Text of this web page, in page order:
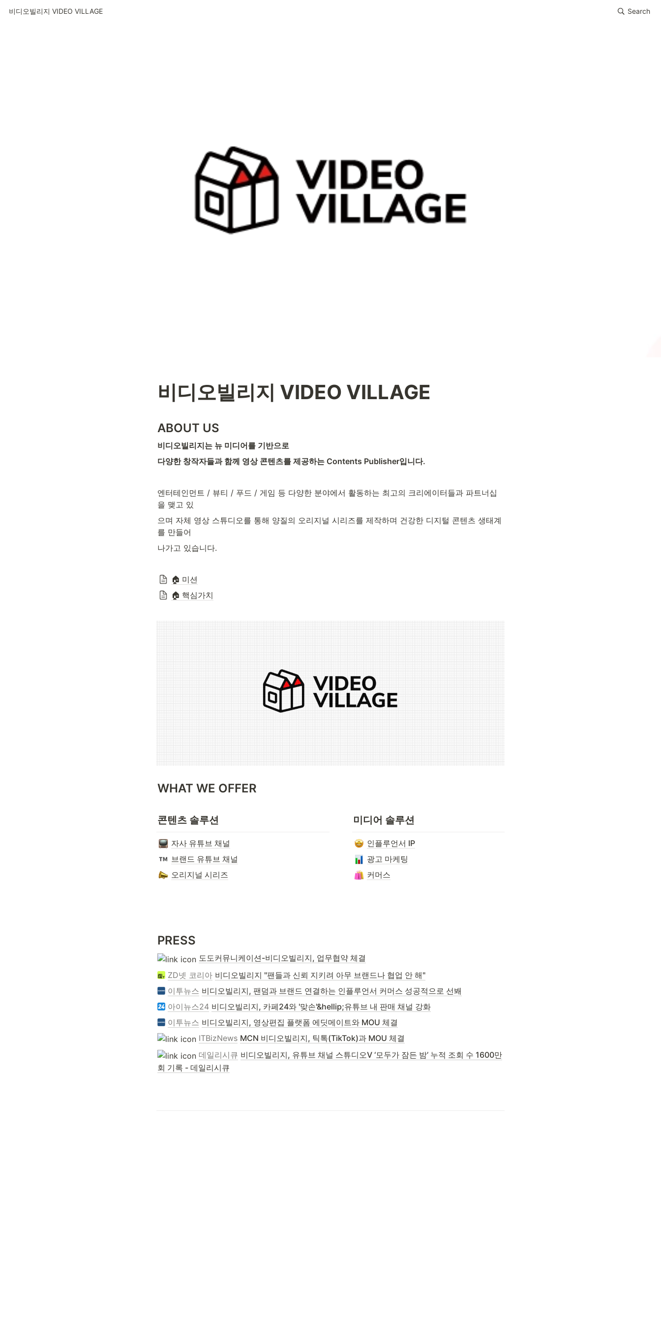
비디오빌리지 VIDEO VILLAGE Search
비디오빌리지 VIDEO VILLAGE
ABOUT US
비디오빌리지는 뉴 미디어를 기반으로
다양한 창작자들과 함께 영상 콘텐츠를 제공하는 Contents Publisher입니다.
엔터테인먼트 / 뷰티 / 푸드 / 게임 등 다양한 분야에서 활동하는 최고의 크리에이터들과 파트너십
을 맺고 있
으며 자체 영상 스튜디오를 통해 양질의 오리지널 시리즈를 제작하며 건강한 디지털 콘텐츠 생태계
를 만들어
나가고 있습니다.
🏠 미션
🏠 핵심가치
WHAT WE OFFER
콘텐츠 솔루션
자사 유튜브 채널
브랜드 유튜브 채널
오리지널 시리즈
미디어 솔루션
인플루언서 IP
광고 마케팅
커머스
PRESS
도도커뮤니케이션-비디오빌리지, 업무협약 체결
ZD넷 코리아 비디오빌리지 "팬들과 신뢰 지키려 아무 브랜드나 협업 안 해"
이투뉴스 비디오빌리지, 팬덤과 브랜드 연결하는 인플루언서 커머스 성공적으로 선봬
아이뉴스24 비디오빌리지, 카페24와 '맞손'&hellip;유튜브 내 판매 채널 강화
이투뉴스 비디오빌리지, 영상편집 플랫폼 에딧메이트와 MOU 체결
ITBizNews MCN 비디오빌리지, 틱톡(TikTok)과 MOU 체결
데일리시큐 비디오빌리지, 유튜브 채널 스튜디오V ‘모두가 잠든 밤’ 누적 조회 수 1600만
회 기록 - 데일리시큐